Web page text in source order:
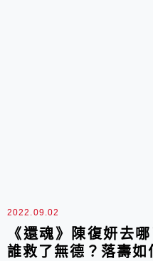
2022.09.02
《還魂》陳復妍去
誰救了無德？落壽如